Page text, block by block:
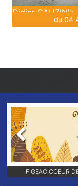
Didier GAUZIN">
du 04
FIGEAC COEUR
RETROUVEZ-NOUS
POUR NE
Previous